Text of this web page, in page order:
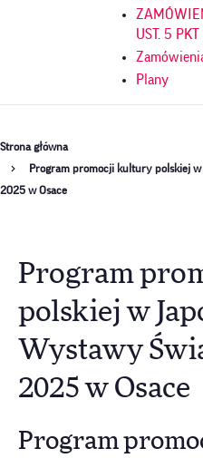
UST. 5
Plany
Ścieżka
nawigacyjna
Strona główna
Program promocji kultury polskiej
2025 w Osace
Program
polskiej w
Wystawy
2025 w Osace
Program